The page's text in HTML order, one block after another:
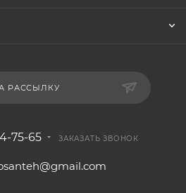
РАССЫЛКУ
75-65 ЗАКАЗАТЬ ЗВОНОК